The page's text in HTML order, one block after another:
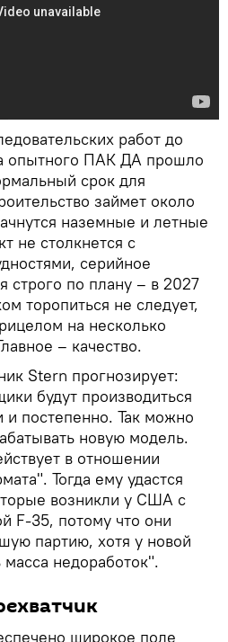
работ до
опытного ПАК ДА прошло
срок для
займет около
наземные и летные
не столкнется с
серийное
строго по плану – в 2027
торопиться не следует,
на несколько
– качество.
Stern прогнозирует:
будут производиться
постепенно. Так можно
новую модель.
в отношении
Тогда ему удастся
возникли у США с
F-35, потому что они
партию, хотя у новой
недоработок".
широкое поле